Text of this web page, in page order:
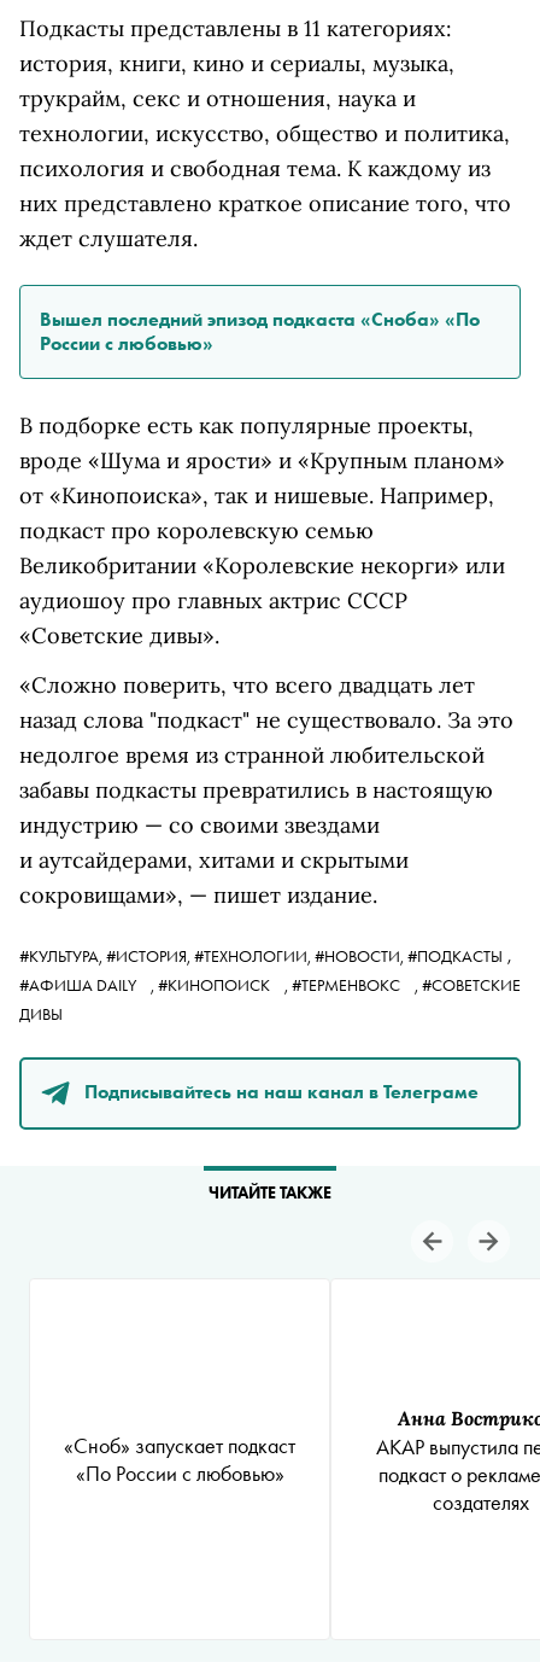
Подкасты представлены в 11 категориях:
история, книги, кино и сериалы, музыка,
трукрайм, секс и отношения, наука и
технологии, искусство, общество и политика,
психология и свободная тема. К каждому из
них представлено краткое описание того, что
ждет слушателя.
Вышел последний эпизод подкаста «Сноба» «По
России с любовью»
В подборке есть как популярные проекты,
вроде «Шума и ярости» и «Крупным планом»
от «Кинопоиска», так и нишевые. Например,
подкаст про королевскую семью
Великобритании «Королевские некорги» или
аудиошоу про главных актрис СССР
«Советские дивы».
«Сложно поверить, что всего двадцать лет
назад слова "подкаст" не существовало. За это
недолгое время из странной любительской
забавы подкасты превратились в настоящую
индустрию — со своими звездами
и аутсайдерами, хитами и скрытыми
сокровищами», — пишет издание.
#КУЛЬТУРА, #ИСТОРИЯ, #ТЕХНОЛОГИИ, #НОВОСТИ, #ПОДКАСТЫ ,
#АФИША DAILY , #КИНОПОИСК , #ТЕРМЕНВОКС , #СОВЕТСКИЕ
ДИВЫ
Подписывайтесь на наш канал в Телеграме
ЧИТАЙТЕ ТАКЖЕ
«Сноб» запускает подкаст
«По России с любовью»
Анна
АКАР выпустила
подкаст о
создателях